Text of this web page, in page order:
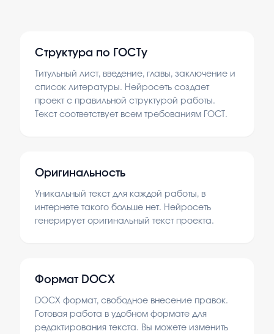
Структура по ГОСТу
Титульный лист, введение, главы, заключение и
список литературы. Нейросеть создает
проект с правильной структурой работы.
Текст соответствует всем требованиям ГОСТ.
Оригинальность
Уникальный текст для каждой работы, в
интернете такого больше нет. Нейросеть
генерирует оригинальный текст проекта.
Формат DOCX
DOCX формат, свободное внесение правок.
Готовая работа в удобном формате для
редактирования текста. Вы можете изменить